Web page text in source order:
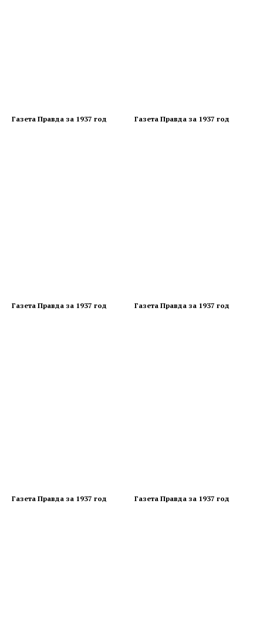
Газета Правда за 1937 год Газета Правда за 1937 год
Газета Правда за 1937 год Газета Правда за 1937 год
Газета Правда за 1937 год Газета Правда за 1937 год